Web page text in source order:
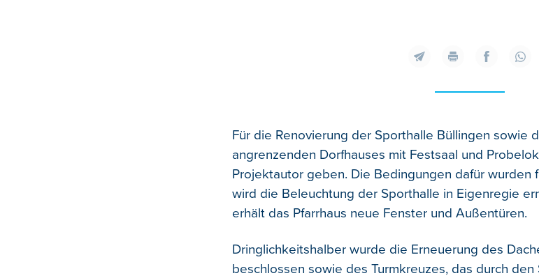
Für die Renovierung der Sporthalle Büllingen sowie
angrenzenden Dorfhauses mit Festsaal und
Projektautor geben. Die Bedingungen dafür wurden
wird die Beleuchtung der Sporthalle in Eigenregie
erhält das Pfarrhaus neue Fenster und Außentüren.
Dringlichkeitshalber wurde die Erneuerung des
beschlossen sowie des Turmkreuzes, das durch